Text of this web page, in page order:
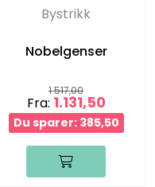
Bystrikk
Nobelgenser
1.517,00
Fra: 1.131,50
Du sparer: 385,50